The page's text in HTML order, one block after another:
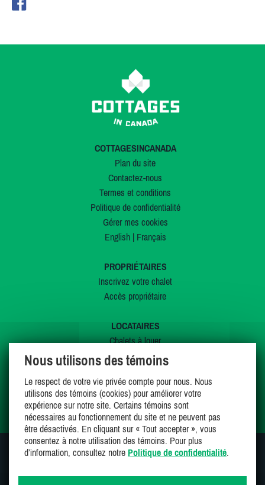
COTTAGESINCANADA
Plan du site
Contactez-nous
Termes et conditions
Politique de confidentialité
Gérer mes cookies
English| Français
PROPRIÉTAIRES
Inscrivez votre chalet
Accès propriétaire
LOCATAIRES
Chalets à louer
Chalets à vendre
Offres spéciales
Mes favoris
SUIVEZ-NOUS SUR
Nous utilisons des témoins
Le respect de votre vie privée compte pour nous. Nous
utilisons des témoins (cookies) pour améliorer votre
expérience sur notre site. Certains témoins sont
nécessaires au fonctionnement du site et ne peuvent pas
être désactivés. En cliquant sur « Tout accepter », vous
consentez à notre utilisation des témoins. Pour plus
d’information, consultez notre Politique de confidentialité.